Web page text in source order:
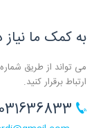
به کمک ما نیاز
می تواند از طریق
ارتباط برقرار کنید.